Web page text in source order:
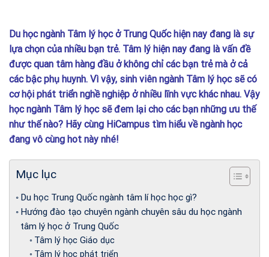
Du học ngành Tâm lý học ở Trung Quốc hiện nay đang là sự
lựa chọn của nhiều bạn trẻ. Tâm lý hiện nay đang là vấn đề
được quan tâm hàng đầu ở không chỉ các bạn trẻ mà ở cả
các bậc phụ huynh. Vì vậy, sinh viên ngành Tâm lý học sẽ có
cơ hội phát triển nghề nghiệp ở nhiều lĩnh vực khác nhau. Vậy
học ngành Tâm lý học sẽ đem lại cho các bạn những ưu thế
như thế nào? Hãy cùng HiCampus tìm hiểu về ngành học
đang vô cùng hot này nhé!
Mục lục
Du học Trung Quốc ngành tâm lí học học gì?
Hướng đào tạo chuyên ngành chuyên sâu du học ngành
tâm lý học ở Trung Quốc
Tâm lý học Giáo dục
Tâm lý học phát triển